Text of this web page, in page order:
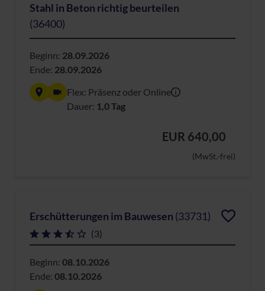
Stahl in Beton richtig beurteilen
(36400)
Beginn: 28.09.2026
Ende: 28.09.2026
Flex: Präsenz oder Online
Dauer: 1,0 Tag
EUR 640,00
(MwSt.-frei)
Erschütterungen im Bauwesen (33731)
(3)
Beginn: 08.10.2026
Ende: 08.10.2026